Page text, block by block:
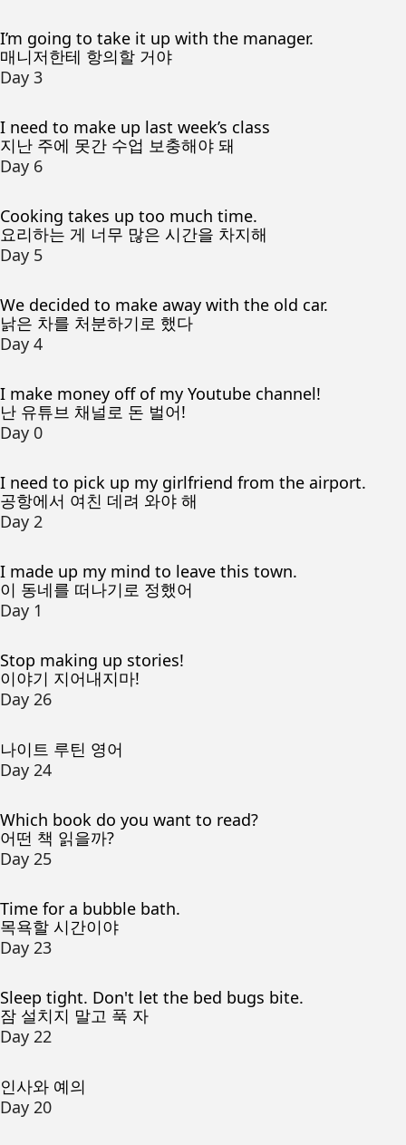
I’m going to take it up with the manager.
매니저한테 항의할 거야
Day 3
I need to make up last week’s class
지난 주에 못간 수업 보충해야 돼
Day 6
Cooking takes up too much time.
요리하는 게 너무 많은 시간을 차지해
Day 5
We decided to make away with the old car.
낡은 차를 처분하기로 했다
Day 4
I make money off of my Youtube channel!
난 유튜브 채널로 돈 벌어!
Day 0
I need to pick up my girlfriend from the airport.
공항에서 여친 데려 와야 해
Day 2
I made up my mind to leave this town.
이 동네를 떠나기로 정했어
Day 1
Stop making up stories!
이야기 지어내지마!
Day 26
나이트 루틴 영어
Day 24
Which book do you want to read?
어떤 책 읽을까?
Day 25
Time for a bubble bath.
목욕할 시간이야
Day 23
Sleep tight. Don't let the bed bugs bite.
잠 설치지 말고 푹 자
Day 22
인사와 예의
Day 20